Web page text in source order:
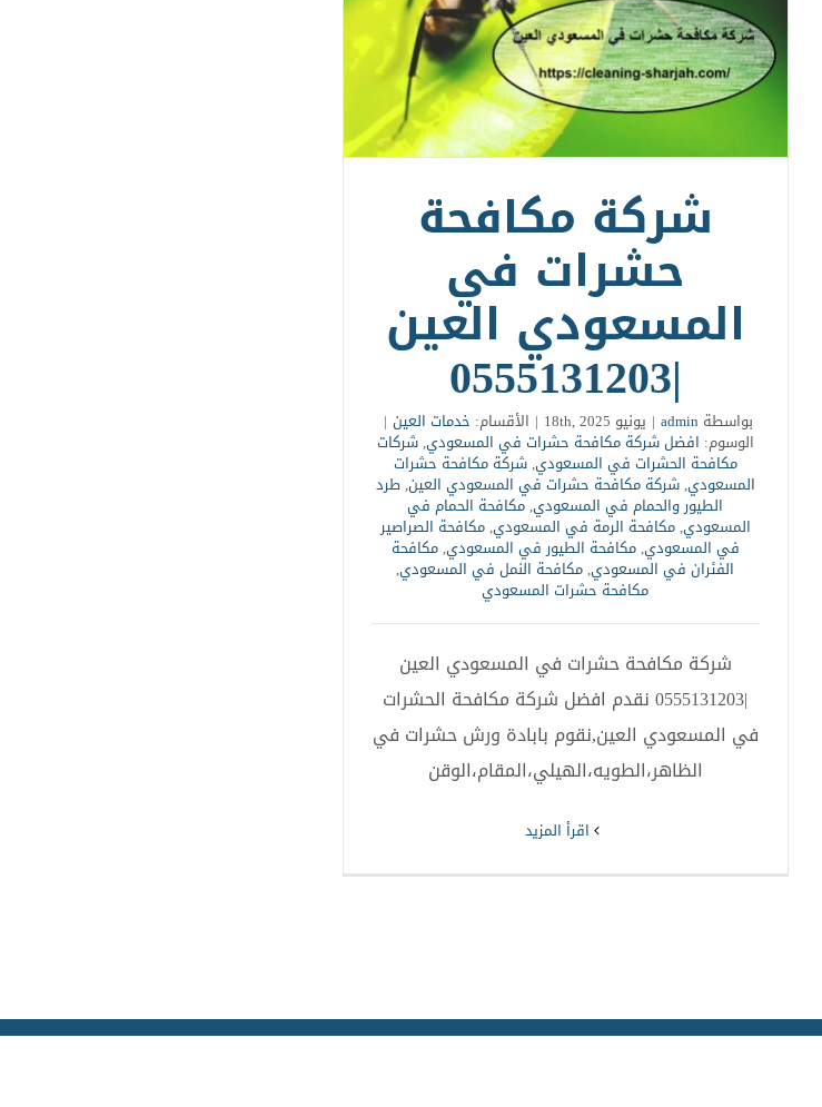
شركة مكافحة
حشرات في
المسعودي العين
|0555131203
بواسطةadmin
| يونيو 18th, 2025 | الأقسام: خدمات العين |
الوسوم: افضل شركة مكافحة حشرات في المسعودي,شركات
مكافحة الحشرات في المسعودي,شركة مكافحة حشرات
المسعودي,شركة مكافحة حشرات في المسعودي العين,طرد
الطيور والحمام في المسعودي,مكافحة الحمام في
المسعودي,مكافحة الرمة في المسعودي,مكافحة الصراصير
في المسعودي,مكافحة الطيور في المسعودي,مكافحة
الفئران في المسعودي,مكافحة النمل في المسعودي,
مكافحة حشرات المسعودي
شركة مكافحة حشرات في المسعودي العين
|0555131203 نقدم افضل شركة مكافحة الحشرات
في المسعودي العين,نقوم بابادة ورش حشرات في
الظاهر،الطويه،الهيلي،المقام،الوقن
‫اقرأ المزيد